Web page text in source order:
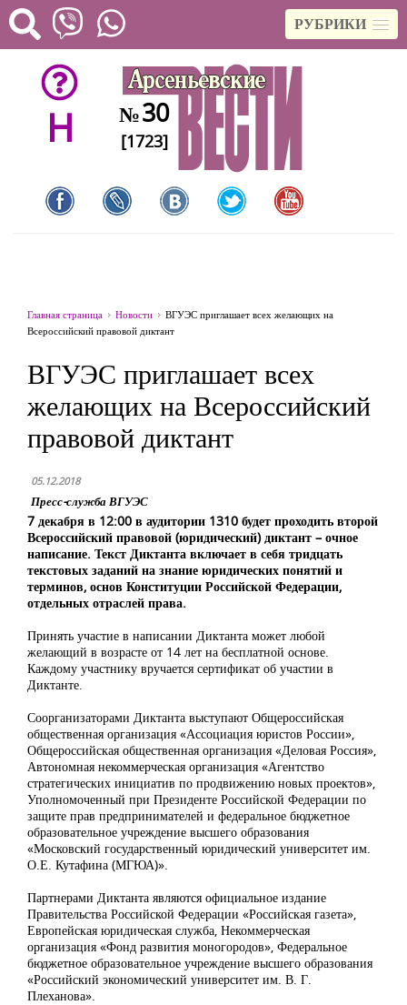
РУБРИКИ
H №30
[1723]
Главная страница Новости
ВГУЭС приглашает всех желающих на
Всероссийский правовой диктант
ВГУЭС приглашает всех
желающих на Всероссийский
правовой диктант
05.12.2018
Пресс-служба ВГУЭС
7 декабря в 12:00 в аудитории 1310 будет проходить второй
Всероссийский правовой (юридический) диктант – очное
написание. Текст Диктанта включает в себя тридцать
текстовых заданий на знание юридических понятий и
терминов, основ Конституции Российской Федерации,
отдельных отраслей права.
Принять участие в написании Диктанта может любой
желающий в возрасте от 14 лет на бесплатной основе.
Каждому участнику вручается сертификат об участии в
Диктанте.
Соорганизаторами Диктанта выступают Общероссийская
общественная организация «Ассоциация юристов России»,
Общероссийская общественная организация «Деловая Россия»,
Автономная некоммерческая организация «Агентство
стратегических инициатив по продвижению новых проектов»,
Уполномоченный при Президенте Российской Федерации по
защите прав предпринимателей и федеральное бюджетное
образовательное учреждение высшего образования
«Московский государственный юридический университет им.
О.Е. Кутафина (МГЮА)».
Партнерами Диктанта являются официальное издание
Правительства Российской Федерации «Российская газета»,
Европейская юридическая служба, Некоммерческая
организация «Фонд развития моногородов», Федеральное
бюджетное образовательное учреждение высшего образования
«Российский экономический университет им. В. Г.
Плеханова».